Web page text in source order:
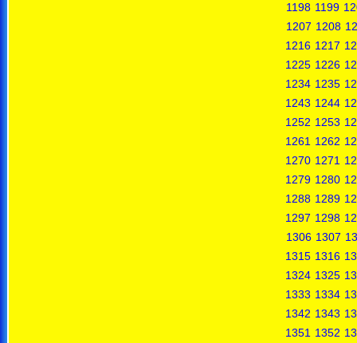
1198 1199
1207 1208
1216 1217
1225 1226
1234 1235
1243 1244
1252 1253
1261 1262
1270 1271
1279 1280
1288 1289
1297 1298
1306 1307
1315 1316
1324 1325
1333 1334
1342 1343
1351 1352